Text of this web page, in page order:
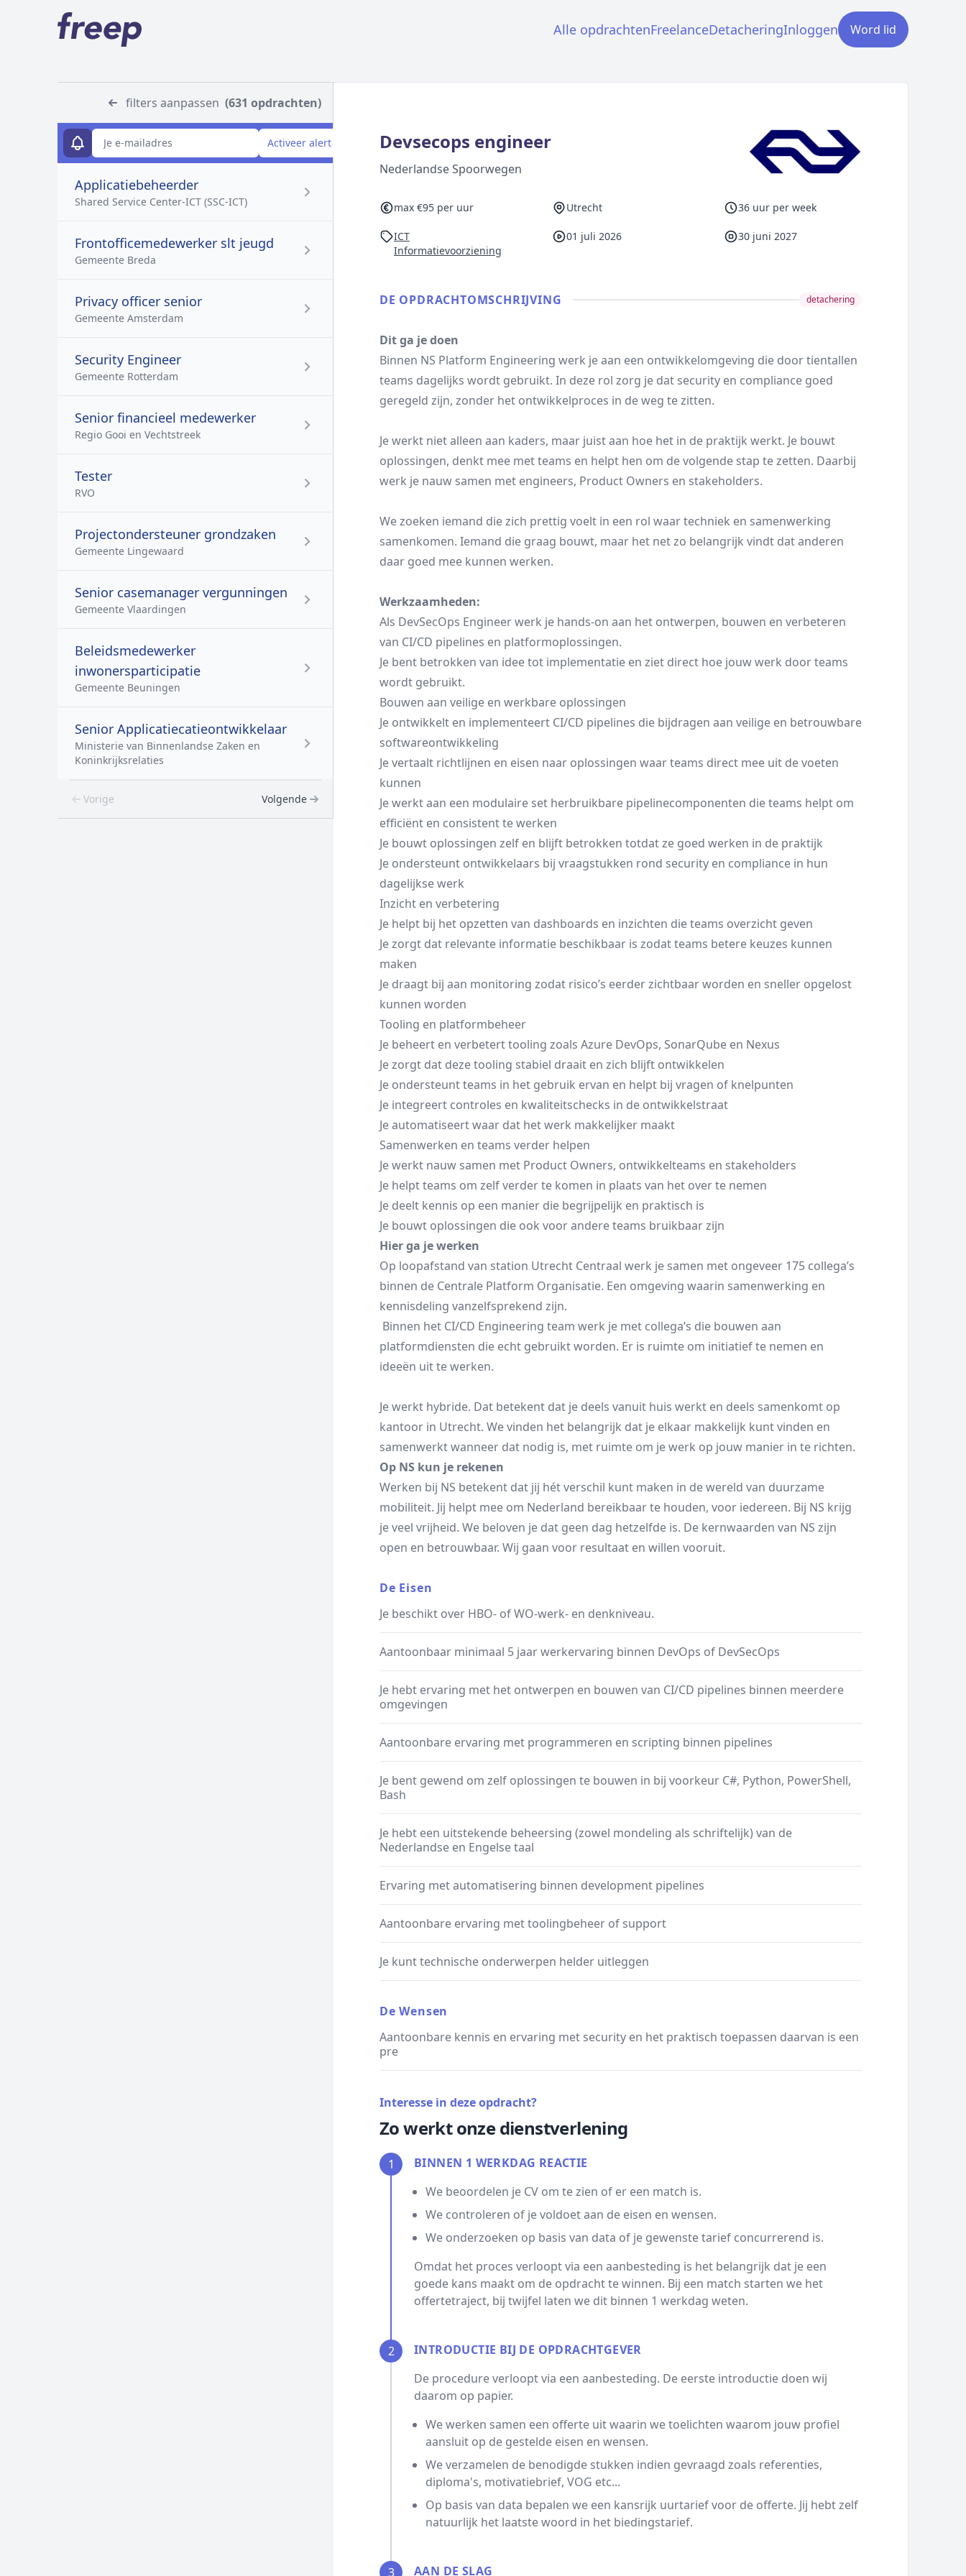
Alle opdrachtenFreelanceDetacheringInloggen Word lid
filters aanpassen (631 opdrachten)
E-mailadres
Activeer alert
Applicatiebeheerder
Shared Service Center-ICT (SSC-ICT)
Frontofficemedewerker slt jeugd
Gemeente Breda
Privacy officer senior
Gemeente Amsterdam
Security Engineer
Gemeente Rotterdam
Senior financieel medewerker
Regio Gooi en Vechtstreek
Tester
RVO
Projectondersteuner grondzaken
Gemeente Lingewaard
Senior casemanager vergunningen
Gemeente Vlaardingen
Beleidsmedewerker
inwonersparticipatie
Gemeente Beuningen
Senior Applicatiecatieontwikkelaar
Ministerie van Binnenlandse Zaken en
Koninkrijksrelaties
Vorige Volgende
Devsecops engineer
Nederlandse Spoorwegen
max €95 per uur Utrecht 36 uur per week
ICT
Informatievoorziening
01 juli 2026 30 juni 2027
DE OPDRACHT­OMSCHRIJVING detachering
Dit ga je doen
Binnen NS Platform Engineering werk je aan een ontwikkelomgeving die door tientallen
teams dagelijks wordt gebruikt. In deze rol zorg je dat security en compliance goed
geregeld zijn, zonder het ontwikkelproces in de weg te zitten.
Je werkt niet alleen aan kaders, maar juist aan hoe het in de praktijk werkt. Je bouwt
oplossingen, denkt mee met teams en helpt hen om de volgende stap te zetten. Daarbij
werk je nauw samen met engineers, Product Owners en stakeholders.
We zoeken iemand die zich prettig voelt in een rol waar techniek en samenwerking
samenkomen. Iemand die graag bouwt, maar het net zo belangrijk vindt dat anderen
daar goed mee kunnen werken.
Werkzaamheden:
Als DevSecOps Engineer werk je hands-on aan het ontwerpen, bouwen en verbeteren
van CI/CD pipelines en platformoplossingen.
Je bent betrokken van idee tot implementatie en ziet direct hoe jouw werk door teams
wordt gebruikt.
Bouwen aan veilige en werkbare oplossingen
Je ontwikkelt en implementeert CI/CD pipelines die bijdragen aan veilige en betrouwbare
softwareontwikkeling
Je vertaalt richtlijnen en eisen naar oplossingen waar teams direct mee uit de voeten
kunnen
Je werkt aan een modulaire set herbruikbare pipelinecomponenten die teams helpt om
efficiënt en consistent te werken
Je bouwt oplossingen zelf en blijft betrokken totdat ze goed werken in de praktijk
Je ondersteunt ontwikkelaars bij vraagstukken rond security en compliance in hun
dagelijkse werk
Inzicht en verbetering
Je helpt bij het opzetten van dashboards en inzichten die teams overzicht geven
Je zorgt dat relevante informatie beschikbaar is zodat teams betere keuzes kunnen
maken
Je draagt bij aan monitoring zodat risico’s eerder zichtbaar worden en sneller opgelost
kunnen worden
Tooling en platformbeheer
Je beheert en verbetert tooling zoals Azure DevOps, SonarQube en Nexus
Je zorgt dat deze tooling stabiel draait en zich blijft ontwikkelen
Je ondersteunt teams in het gebruik ervan en helpt bij vragen of knelpunten
Je integreert controles en kwaliteitschecks in de ontwikkelstraat
Je automatiseert waar dat het werk makkelijker maakt
Samenwerken en teams verder helpen
Je werkt nauw samen met Product Owners, ontwikkelteams en stakeholders
Je helpt teams om zelf verder te komen in plaats van het over te nemen
Je deelt kennis op een manier die begrijpelijk en praktisch is
Je bouwt oplossingen die ook voor andere teams bruikbaar zijn
Hier ga je werken
Op loopafstand van station Utrecht Centraal werk je samen met ongeveer 175 collega’s
binnen de Centrale Platform Organisatie. Een omgeving waarin samenwerking en
kennisdeling vanzelfsprekend zijn.
Binnen het CI/CD Engineering team werk je met collega’s die bouwen aan
platformdiensten die echt gebruikt worden. Er is ruimte om initiatief te nemen en
ideeën uit te werken.
Je werkt hybride. Dat betekent dat je deels vanuit huis werkt en deels samenkomt op
kantoor in Utrecht. We vinden het belangrijk dat je elkaar makkelijk kunt vinden en
samenwerkt wanneer dat nodig is, met ruimte om je werk op jouw manier in te richten.
Op NS kun je rekenen
Werken bij NS betekent dat jij hét verschil kunt maken in de wereld van duurzame
mobiliteit. Jij helpt mee om Nederland bereikbaar te houden, voor iedereen. Bij NS krijg
je veel vrijheid. We beloven je dat geen dag hetzelfde is. De kernwaarden van NS zijn
open en betrouwbaar. Wij gaan voor resultaat en willen vooruit.
De Eisen
Je beschikt over HBO- of WO-werk- en denkniveau.
Aantoonbaar minimaal 5 jaar werkervaring binnen DevOps of DevSecOps
Je hebt ervaring met het ontwerpen en bouwen van CI/CD pipelines binnen meerdere
omgevingen
Aantoonbare ervaring met programmeren en scripting binnen pipelines
Je bent gewend om zelf oplossingen te bouwen in bij voorkeur C#, Python, PowerShell,
Bash
Je hebt een uitstekende beheersing (zowel mondeling als schriftelijk) van de
Nederlandse en Engelse taal
Ervaring met automatisering binnen development pipelines
Aantoonbare ervaring met toolingbeheer of support
Je kunt technische onderwerpen helder uitleggen
De Wensen
Aantoonbare kennis en ervaring met security en het praktisch toepassen daarvan is een
pre
Interesse in deze opdracht?
Zo werkt onze dienstverlening
1
BINNEN 1 WERKDAG REACTIE
We beoordelen je CV om te zien of er een match is.
We controleren of je voldoet aan de eisen en wensen.
We onderzoeken op basis van data of je gewenste tarief concurrerend is.
Omdat het proces verloopt via een aanbesteding is het belangrijk dat je een
goede kans maakt om de opdracht te winnen. Bij een match starten we het
offertetraject, bij twijfel laten we dit binnen 1 werkdag weten.
2
INTRODUCTIE BIJ DE OPDRACHTGEVER
De procedure verloopt via een aanbesteding. De eerste introductie doen wij
daarom op papier.
We werken samen een offerte uit waarin we toelichten waarom jouw profiel
aansluit op de gestelde eisen en wensen.
We verzamelen de benodigde stukken indien gevraagd zoals referenties,
diploma's, motivatiebrief, VOG etc...
Op basis van data bepalen we een kansrijk uurtarief voor de offerte. Jij hebt zelf
natuurlijk het laatste woord in het biedingstarief.
3 AAN DE SLAG